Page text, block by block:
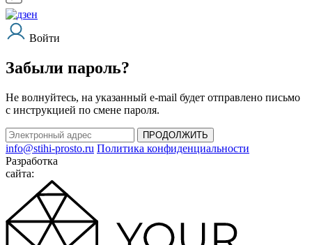
Войти
Забыли пароль?
Не волнуйтесь, на указанный e-mail будет отправлено письмо
с инструкцией по смене пароля.
ПРОДОЛЖИТЬ
info@stihi-prosto.ru Политика конфиденциальности
Разработка
сайта: